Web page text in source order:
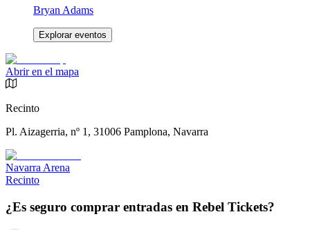
Bryan Adams
Explorar eventos
Abrir en el mapa
Recinto
Pl. Aizagerria, nº 1, 31006 Pamplona, Navarra
Navarra Arena
Recinto
¿Es seguro comprar entradas en Rebel Tickets?